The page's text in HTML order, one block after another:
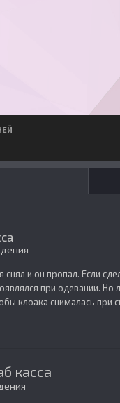
снял и он пропал. Если
при одевании.
клоака снималась при
касса